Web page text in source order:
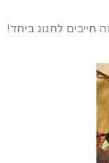
לחגוג ביחד!